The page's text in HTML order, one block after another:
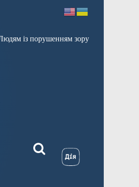
із порушенням зору